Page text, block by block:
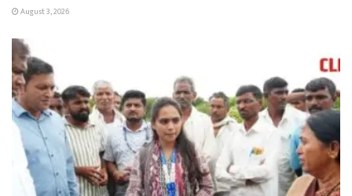
August 3, 2026